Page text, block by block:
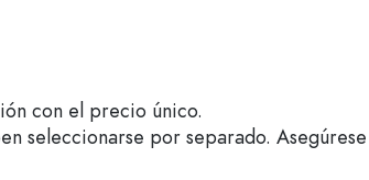
con el precio único.
seleccionarse por separado.